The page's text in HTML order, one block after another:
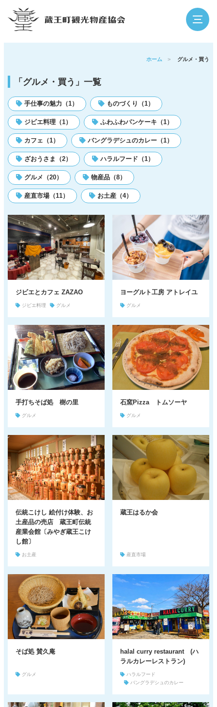
検索
蔵王の魅力 観光スポット
イベント 泊まる・温泉
グルメ・買う 体験
アウトドア 寺社・歴史
新着情報 電子パンフレット
蔵王町観光物産協会について サイトポリシー
リンク集 お問い合わせ
ホーム > グルメ・買う
「グルメ・買う」一覧
手仕事の魅力（1） ものづくり（1）
ジビエ料理（1） ふわふわパンケーキ（1）
カフェ（1） バングラデシュのカレー（1）
ざおうさま（2） ハラルフード（1）
グルメ（20） 物産品（8）
産直市場（11） お土産（4）
ジビエとカフェ ZAZAO
ジビエ料理 グルメ
ヨーグルト工房 アトレイユ
グルメ
手打ちそば処 樹の里
グルメ
石窯Pizza トムソーヤ
グルメ
伝統こけし 絵付け体験、お
土産品の売店 蔵王町伝統
産業会館〔みやぎ蔵王こけ
し館〕
お土産
蔵王はるか会
産直市場
そば処 賛久庵
グルメ
halal curry restaurant (ハ
ラルカレーレストラン)
ハラルフード
バングラデシュのカレー